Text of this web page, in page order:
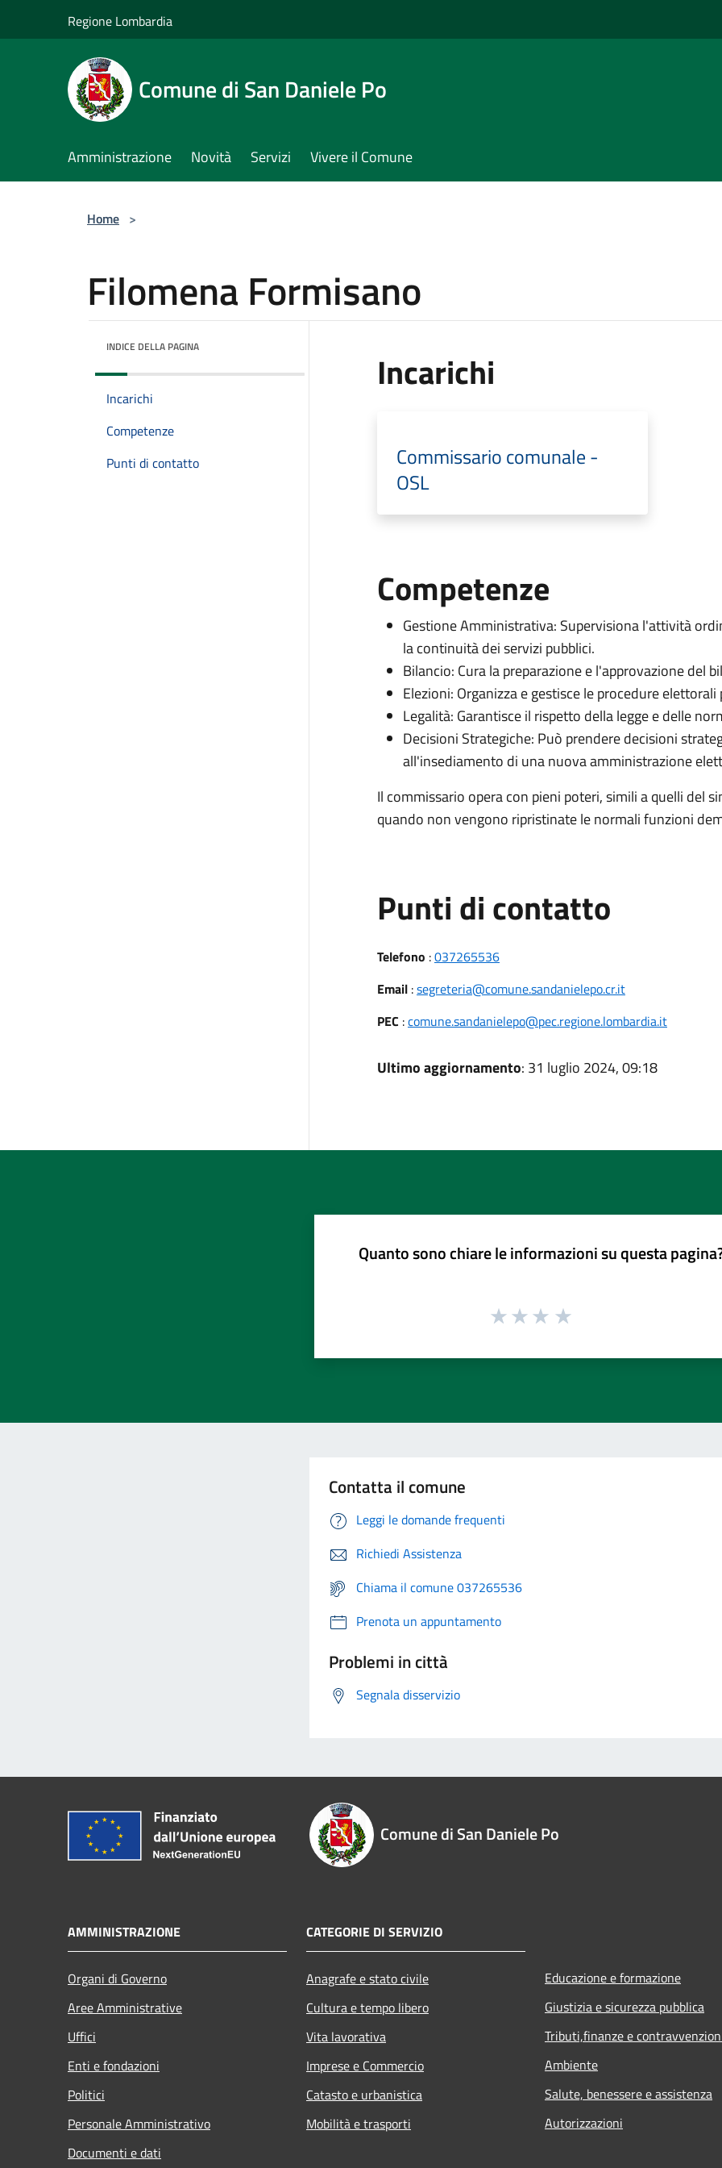
Regione Lombardia
Comune di San Daniele Po
Amministrazione Novità Servizi Vivere il Comune
Home >
Filomena Formisano
INDICE DELLA PAGINA
Incarichi
Competenze
Punti di contatto
Incarichi
Commissario comunale -
OSL
Competenze
Gestione Amministrativa: Supervisiona l'attività
la continuità dei servizi pubblici.
Bilancio: Cura la preparazione e l'approvazione del
Elezioni: Organizza e gestisce le procedure
Legalità: Garantisce il rispetto della legge e delle
Decisioni Strategiche: Può prendere decisioni
all'insediamento di una nuova amministrazione
Il commissario opera con pieni poteri, simili a quelli del
quando non vengono ripristinate le normali funzioni
Punti di contatto
Telefono :037265536
Email:segreteria@comune.sandanielepo.cr.it
PEC :comune.sandanielepo@pec.regione.lombardia.it
Ultimo aggiornamento: 31 luglio 2024, 09:18
Quanto sono chiare le informazioni su questa
Contatta il comune
Leggi le domande frequenti
Richiedi Assistenza
Chiama il comune 037265536
Prenota un appuntamento
Problemi in città
Segnala disservizio
Comune di San Daniele Po
AMMINISTRAZIONE
Organi di Governo
Aree Amministrative
Uffici
Enti e fondazioni
Politici
Personale Amministrativo
Documenti e dati
CATEGORIE DI SERVIZIO
Anagrafe e stato civile
Cultura e tempo libero
Vita lavorativa
Imprese e Commercio
Catasto e urbanistica
Mobilità e trasporti
Educazione e formazione
Giustizia e sicurezza pubblica
Tributi,finanze e
Ambiente
Salute, benessere e assistenza
Autorizzazioni